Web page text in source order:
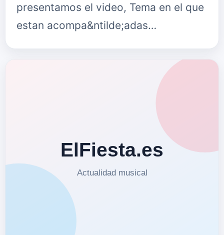
presentamos el video, Tema en el que
estan acompa&ntilde;adas